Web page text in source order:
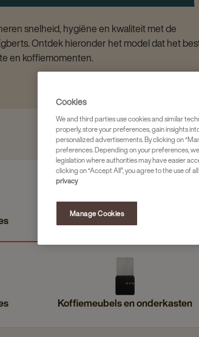
snelheid, hygiëne en kwaliteit met de
Ontdek hieronder het model dat het
en koffiemomenten.
Espresso koffiemachines
Koffiemeubels en onderkasten
Cookies
We and third parties use cookies and similar
properly, store your preferences, gain insights
personalized advertisements. By clicking on
preferences. Depending on your preferences,
legislation where authorities may have easier
clicking on “Accept All”, you agree to the use of
privacy
Manage Cookies